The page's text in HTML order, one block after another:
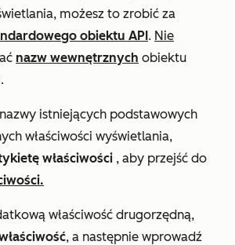
możesz to zrobić za
obiektu API. Nie
nazw wewnętrznych obiektu
istniejących podstawowych
właściwości wyświetlania,
właściwości , aby przejść do
właściwość drugorzędną,
, a następnie wprowadź